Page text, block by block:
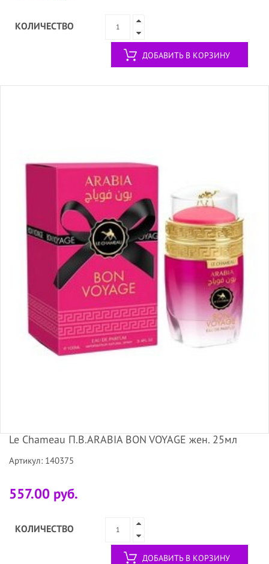
КОЛИЧЕСТВО
ДОБАВИТЬ В КОРЗИНУ
Le Chameau П.В.ARABIA BON VOYAGE жен. 25мл
Артикул: 140375
557.00 руб.
КОЛИЧЕСТВО
ДОБАВИТЬ В КОРЗИНУ